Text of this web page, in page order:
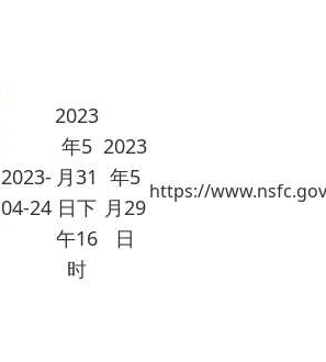
2023-
04-24
2023
年5
月31
日下
午16
时
2023
年5
月29
日
https://